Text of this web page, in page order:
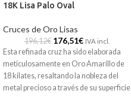
18K Lisa Palo Oval
Cruces de Oro Lisas
196,12€ 176,51€ IVA incl.
Esta refinada cruz ha sido elaborada
meticulosamente en Oro Amarillo de
18 kilates, resaltando la nobleza del
metal precioso a través de su superficie